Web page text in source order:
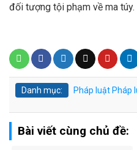
đối tượng tội phạm về ma túy.
Danh mục: Pháp luật Pháp
Bài viết cùng chủ đề: